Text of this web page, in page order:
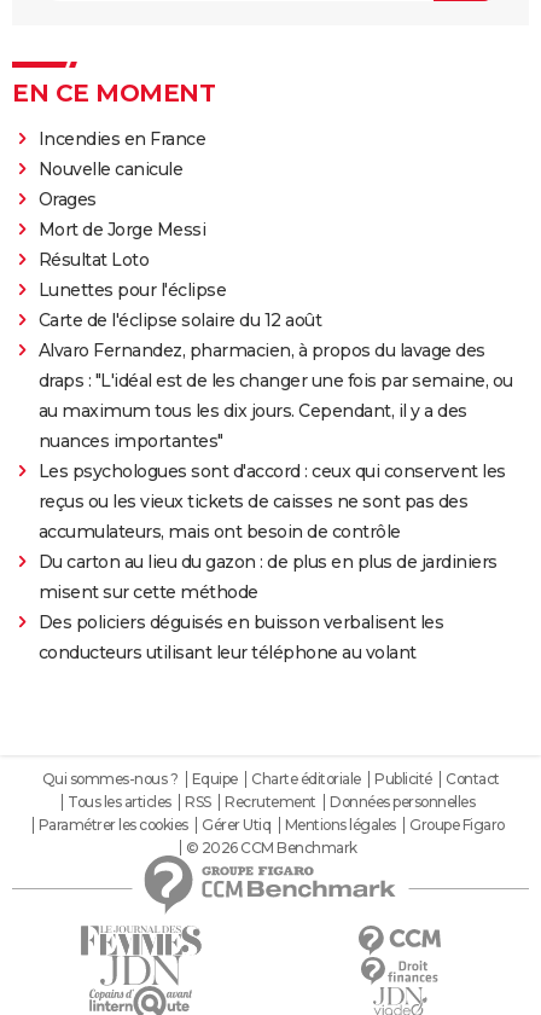
EN CE MOMENT
Incendies en France
Nouvelle canicule
Orages
Mort de Jorge Messi
Résultat Loto
Lunettes pour l'éclipse
Carte de l'éclipse solaire du 12 août
Alvaro Fernandez, pharmacien, à propos du lavage des
draps : "L'idéal est de les changer une fois par semaine, ou
au maximum tous les dix jours. Cependant, il y a des
nuances importantes"
Les psychologues sont d'accord : ceux qui conservent les
reçus ou les vieux tickets de caisses ne sont pas des
accumulateurs, mais ont besoin de contrôle
Du carton au lieu du gazon : de plus en plus de jardiniers
misent sur cette méthode
Des policiers déguisés en buisson verbalisent les
conducteurs utilisant leur téléphone au volant
Qui sommes-nous ? Equipe Charte éditoriale Publicité
Contact
Tous les articles
RSS Recrutement
Données personnelles
Paramétrer les cookies
Gérer Utiq Mentions légales
Groupe Figaro
© 2026 CCM Benchmark